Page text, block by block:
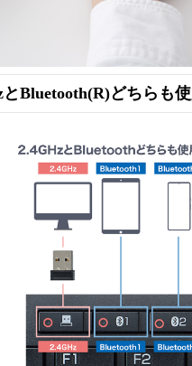
とBluetooth(R)どちらも